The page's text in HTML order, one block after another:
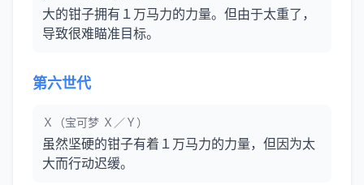
大的钳子拥有１万马力的力量。但由于太重了，
导致很难瞄准目标。
第六世代
Ｘ（宝可梦 Ｘ／Ｙ）
虽然坚硬的钳子有着１万马力的力量，但因为太
大而行动迟缓。